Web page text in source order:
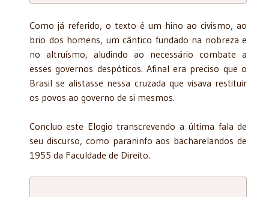
Como já referido, o texto é um hino ao civismo, ao
brio dos homens, um cântico fundado na nobreza e
no altruísmo, aludindo ao necessário combate a
esses governos despóticos. Afinal era preciso que o
Brasil se alistasse nessa cruzada que visava restituir
os povos ao governo de si mesmos.
Concluo este Elogio transcrevendo a última fala de
seu discurso, como paraninfo aos bacharelandos de
1955 da Faculdade de Direito.